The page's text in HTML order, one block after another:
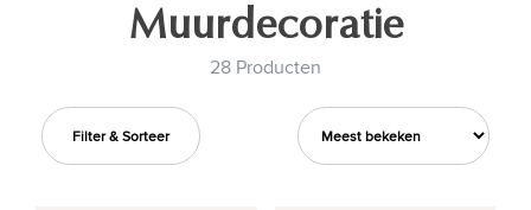
Muurdecoratie
28 Producten
Filter & Sorteer